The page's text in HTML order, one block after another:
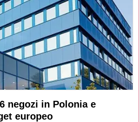
negozi in Polonia e
europeo